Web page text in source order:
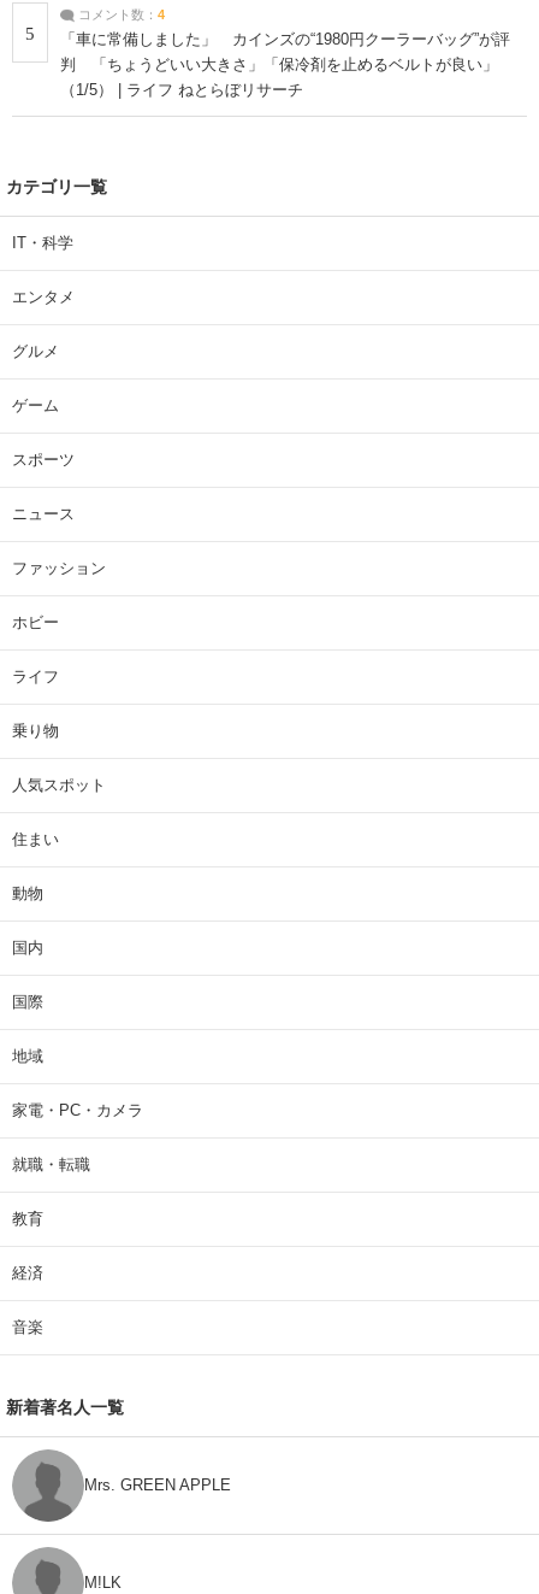
5
コメント数： 4
「車に常備しました」 カインズの“1980円クーラーバッグ”が評
判 「ちょうどいい大きさ」「保冷剤を止めるベルトが良い」
（1/5） | ライフ ねとらぼリサーチ
カテゴリ一覧
IT・科学
エンタメ
グルメ
ゲーム
スポーツ
ニュース
ファッション
ホビー
ライフ
乗り物
人気スポット
住まい
動物
国内
国際
地域
家電・PC・カメラ
就職・転職
教育
経済
音楽
新着著名人一覧
Mrs. GREEN APPLE
M!LK